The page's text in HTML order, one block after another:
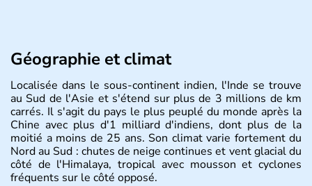
Géographie et climat
Localisée dans le sous-continent indien, l'Inde se trouve
au Sud de l'Asie et s'étend sur plus de 3 millions de km
carrés. Il s'agit du pays le plus peuplé du monde après la
Chine avec plus d'1 milliard d'indiens, dont plus de la
moitié a moins de 25 ans. Son climat varie fortement du
Nord au Sud : chutes de neige continues et vent glacial du
côté de l'Himalaya, tropical avec mousson et cyclones
fréquents sur le côté opposé.